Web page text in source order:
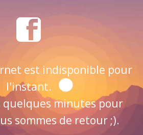
est indisponible pour
l'instant.
quelques minutes pour
sommes de retour ;).